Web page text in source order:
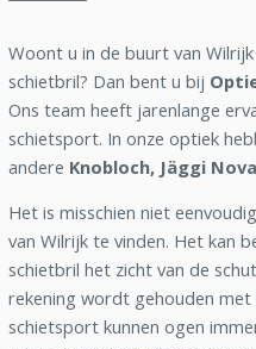
Woont u in de buurt van
schietbril? Dan bent u bij
Ons team heeft jarenlange
schietsport. In onze optiek
andere Knobloch, Jäggi
Het is misschien niet
van Wilrijk te vinden. Het kan
schietbril het zicht van de
rekening wordt gehouden met
schietsport kunnen ogen